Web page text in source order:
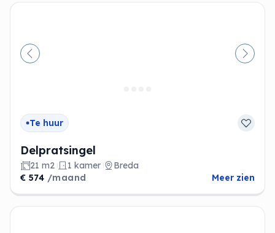
Vorige
Te huur
Delpratsingel
21 m2 1 kamer
Breda
€ 574 /maand Meer zien